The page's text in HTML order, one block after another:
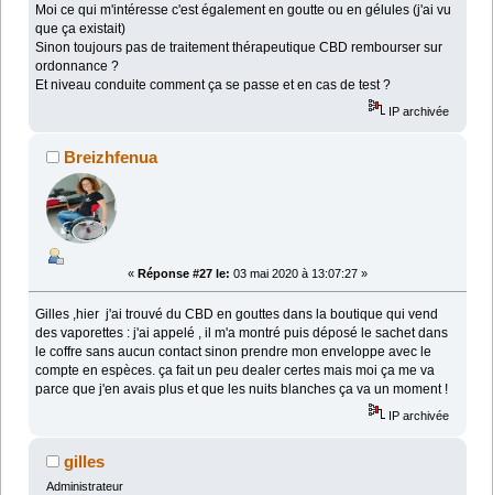
Moi ce qui m'intéresse c'est également en goutte ou en gélules (j'ai vu
que ça existait)
Sinon toujours pas de traitement thérapeutique CBD rembourser sur
ordonnance ?
Et niveau conduite comment ça se passe et en cas de test ?
IP archivée
Breizhfenua
« Réponse #27 le: 03 mai 2020 à 13:07:27 »
Gilles ,hier j'ai trouvé du CBD en gouttes dans la boutique qui vend
des vaporettes : j'ai appelé , il m'a montré puis déposé le sachet dans
le coffre sans aucun contact sinon prendre mon enveloppe avec le
compte en espèces. ça fait un peu dealer certes mais moi ça me va
parce que j'en avais plus et que les nuits blanches ça va un moment !
IP archivée
gilles
Administrateur